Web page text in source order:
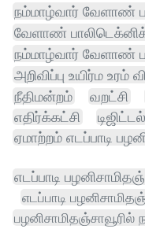
நம்மாழ்வார் வேளாண்
வேளாண்
நம்மாழ்வார் வேளாண்
அறிவிப்பு உயிர்ம உரம்
நீதிமன்றம்
வறட்சி
எதிர்க்கட்சி
டிஜிட்டல்
ஏமாற்றம் எடப்பாடி
எடப்பாடி
எடப்பாடி